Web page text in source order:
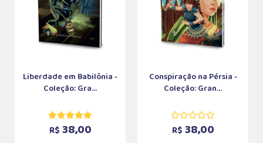
Liberdade em Babilônia -
Coleção: Gra...
R$ 38,00
Conspiração na Pérsia -
Coleção: Gran...
R$ 38,00